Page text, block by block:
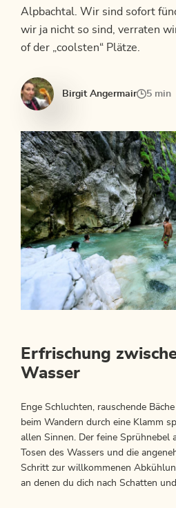
Alpbachtal. Wir sind sofort
wir ja nicht so sind, verraten
of der „coolsten“ Plätze.
Birgit Angermair 5 min
Erfrischung
Wasser
Enge Schluchten, rauschende
beim Wandern durch eine Klamm
allen Sinnen. Der feine Sprühnebel
Tosen des Wassers und die
Schritt zur willkommenen
an denen du dich nach Schatten